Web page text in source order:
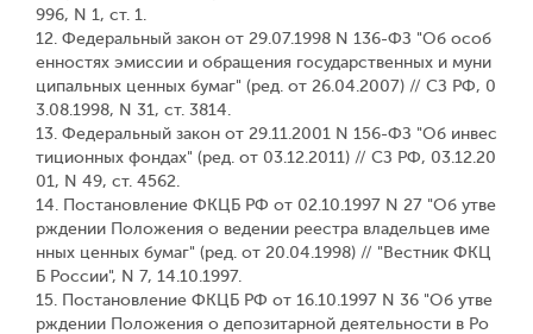
996, N 1, ст. 1.
12. Федеральный закон от 29.07.1998 N 136-ФЗ "Об особ
енностях эмиссии и обращения государственных и муни
ципальных ценных бумаг" (ред. от 26.04.2007) // СЗ РФ, 0
3.08.1998, N 31, ст. 3814.
13. Федеральный закон от 29.11.2001 N 156-ФЗ "Об инвес
тиционных фондах" (ред. от 03.12.2011) // СЗ РФ, 03.12.20
01, N 49, ст. 4562.
14. Постановление ФКЦБ РФ от 02.10.1997 N 27 "Об утве
рждении Положения о ведении реестра владельцев име
нных ценных бумаг" (ред. от 20.04.1998) // "Вестник ФКЦ
Б России", N 7, 14.10.1997.
15. Постановление ФКЦБ РФ от 16.10.1997 N 36 "Об утве
рждении Положения о депозитарной деятельности в Ро